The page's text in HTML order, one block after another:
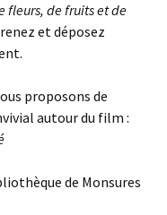
fleurs, de fruits et de
et déposez
proposons de
autour du film :
de Monsures